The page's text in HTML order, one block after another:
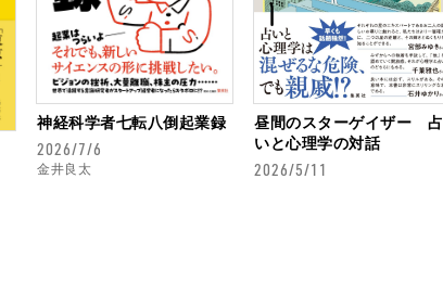
神経科学者七転八倒起業録
2026/7/6
金井良太
昼間のスターゲイザー 占
いと心理学の対話
2026/5/11